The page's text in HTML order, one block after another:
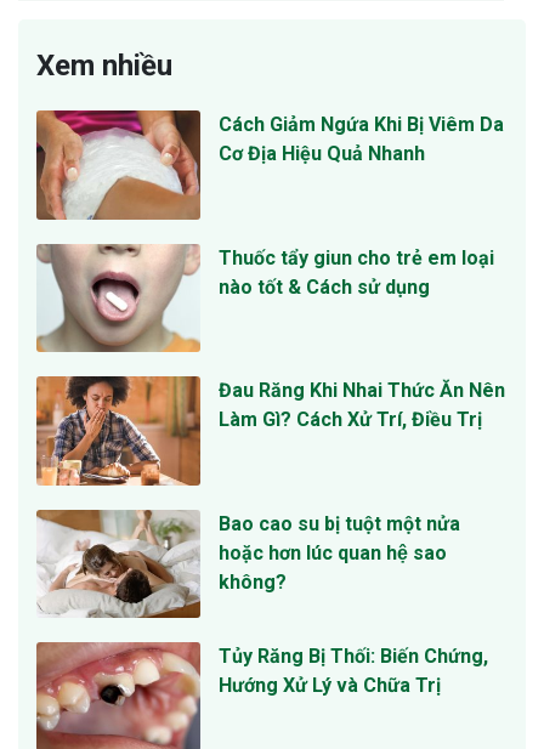
Xem nhiều
Cách Giảm Ngứa Khi Bị Viêm Da
Cơ Địa Hiệu Quả Nhanh
Thuốc tẩy giun cho trẻ em loại
nào tốt & Cách sử dụng
Đau Răng Khi Nhai Thức Ăn Nên
Làm Gì? Cách Xử Trí, Điều Trị
Bao cao su bị tuột một nửa
hoặc hơn lúc quan hệ sao
không?
Tủy Răng Bị Thối: Biến Chứng,
Hướng Xử Lý và Chữa Trị